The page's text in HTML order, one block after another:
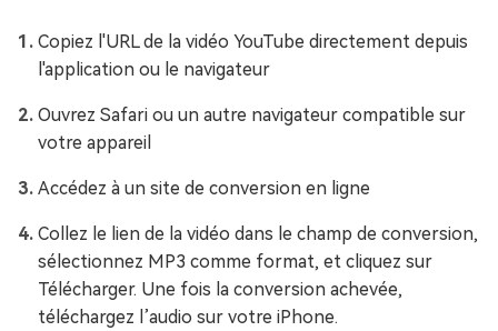
Copiez l'URL de la vidéo YouTube directement depuis
l'application ou le navigateur
Ouvrez Safari ou un autre navigateur compatible sur
votre appareil
Accédez à un site de conversion en ligne
Collez le lien de la vidéo dans le champ de conversion,
sélectionnez MP3 comme format, et cliquez sur
Télécharger. Une fois la conversion achevée,
téléchargez l’audio sur votre iPhone.